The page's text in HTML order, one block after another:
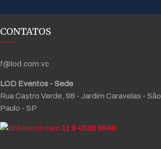
CONTATOS
f@lod.com.vc
LOD Eventos - Sede
Rua Castro Verde, 98 - Jardim Caravelas - São
Paulo - SP
11 9 4538 9849